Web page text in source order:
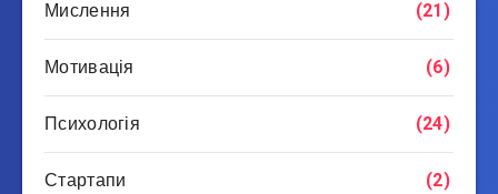
Мислення (21)
Мотивація (6)
Психологія (24)
Стартапи (2)